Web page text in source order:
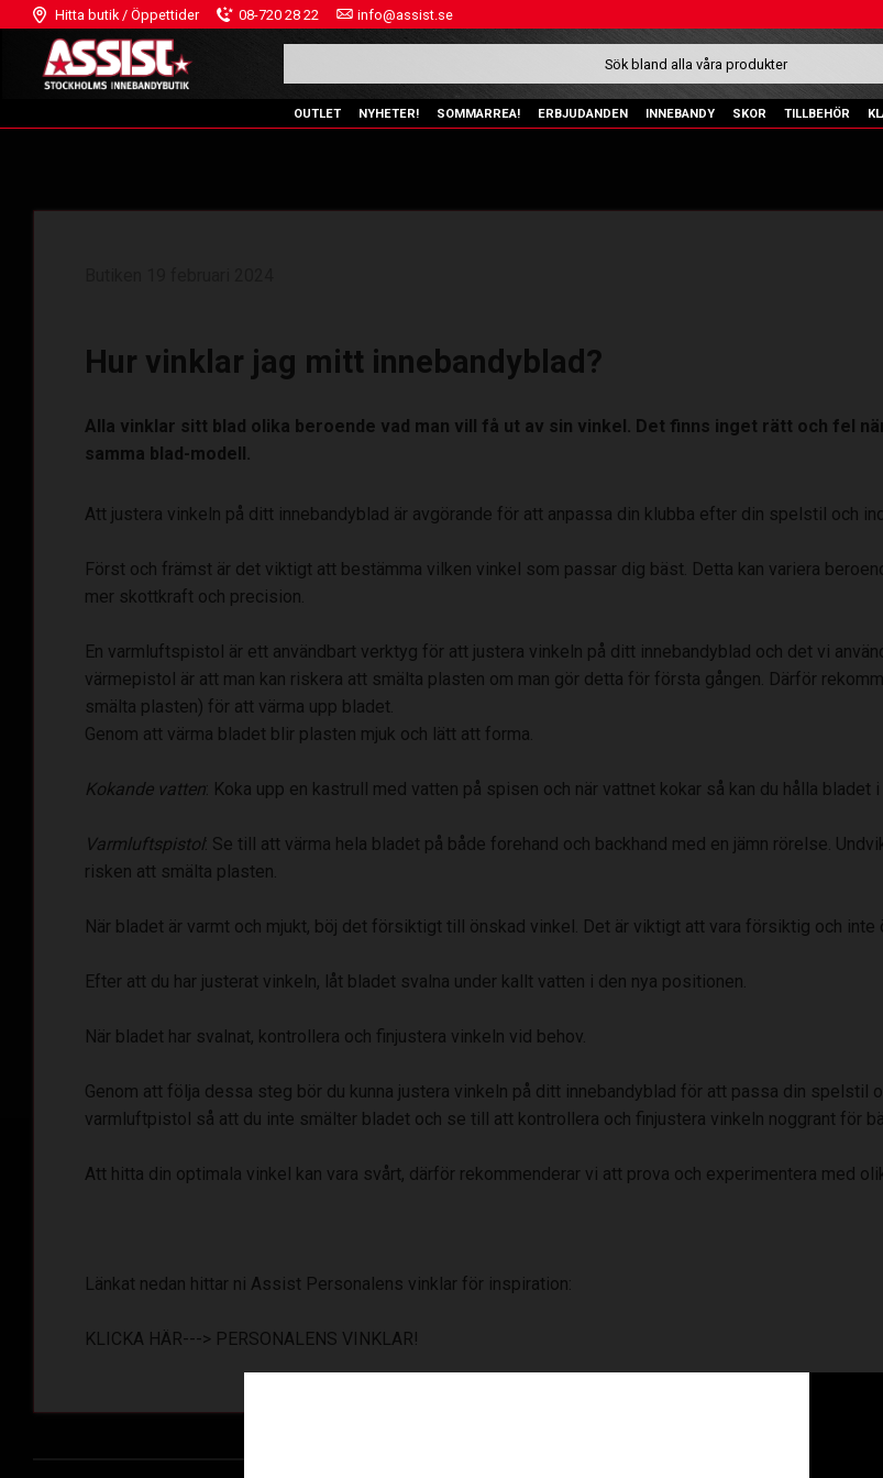
Hitta butik / Öppettider 08-720 28 22 info@assist.se
OUTLET NYHETER! SOMMARREA! ERBJUDANDEN INNEBANDY SKOR TILLBEHÖR
Hur vinklar jag mitt innebandyblad?
Alla vinklar sitt blad olika beroende vad man vill få ut av sin vinkel. Det finns inget rätt och fel
samma blad-modell.
Att justera vinkeln på ditt innebandyblad är avgörande för att anpassa din klubba efter din spelstil och
Först och främst är det viktigt att bestämma vilken vinkel som passar dig bäst. Detta kan variera
mer skottkraft och precision.
En varmluftspistol är ett användbart verktyg för att justera vinkeln på ditt innebandyblad och det vi
värmepistol är att man kan riskera att smälta plasten om man gör detta för första gången. Därför
smälta plasten) för att värma upp bladet.
Genom att värma bladet blir plasten mjuk och lätt att forma.
Kokande vatten: Koka upp en kastrull med vatten på spisen och när vattnet kokar så kan du hålla bladet
Varmluftspistol: Se till att värma hela bladet på både forehand och backhand med en jämn rörelse.
risken att smälta plasten.
När bladet är varmt och mjukt, böj det försiktigt till önskad vinkel. Det är viktigt att vara försiktig och
Efter att du har justerat vinkeln, låt bladet svalna under kallt vatten i den nya positionen.
När bladet har svalnat, kontrollera och finjustera vinkeln vid behov.
Genom att följa dessa steg bör du kunna justera vinkeln på ditt innebandyblad för att passa din spelstil
varmluftpistol så att du inte smälter bladet och se till att kontrollera och finjustera vinkeln noggrant för
Att hitta din optimala vinkel kan vara svårt, därför rekommenderar vi att prova och experimentera med
Länkat nedan hittar ni Assist Personalens vinklar för inspiration:
KLICKA HÄR---> PERSONALENS VINKLAR!